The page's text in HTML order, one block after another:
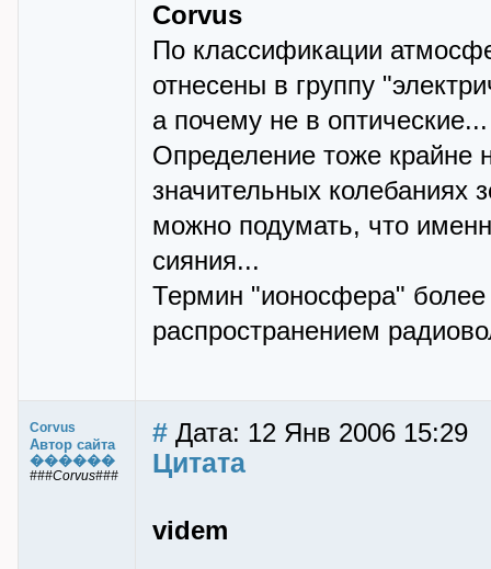
Corvus
По классификации
отнесены в группу
а почему не в оптические...
Определение тоже крайне
значительных колебаниях
можно подумать, что
сияния...
Термин "ионосфера"
распространением
Corvus
Автор сайта
������
###Corvus###
# Дата: 12 Янв 2006 15:29
Цитата
videm